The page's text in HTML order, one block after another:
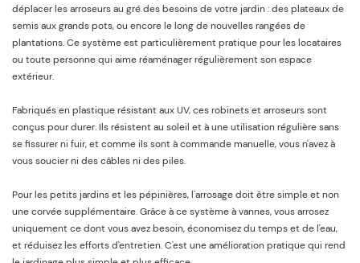
déplacer les arroseurs au gré des besoins de votre jardin : des plateaux de
semis aux grands pots, ou encore le long de nouvelles rangées de
plantations. Ce système est particulièrement pratique pour les locataires
ou toute personne qui aime réaménager régulièrement son espace
extérieur.
Fabriqués en plastique résistant aux UV, ces robinets et arroseurs sont
conçus pour durer. Ils résistent au soleil et à une utilisation régulière sans
se fissurer ni fuir, et comme ils sont à commande manuelle, vous n'avez à
vous soucier ni des câbles ni des piles.
Pour les petits jardins et les pépinières, l'arrosage doit être simple et non
une corvée supplémentaire. Grâce à ce système à vannes, vous arrosez
uniquement ce dont vous avez besoin, économisez du temps et de l'eau,
et réduisez les efforts d'entretien. C'est une amélioration pratique qui rend